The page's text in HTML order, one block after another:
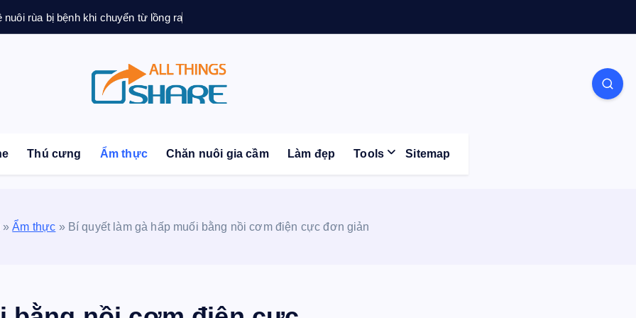
nuôi rùa bị bệnh khi chuyển từ lồng ra
Blog | Knowledge | Technology | Tips | Pets | Life
Thú cưng Ẩm thực Chăn nuôi gia cầm Làm đẹp Tools Sitemap
»Ẩm thực » Bí quyết làm gà hấp muối bằng nồi cơm điện cực đơn giản